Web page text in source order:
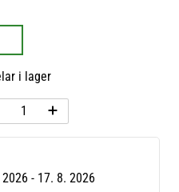
i lager
- 17. 8. 2026